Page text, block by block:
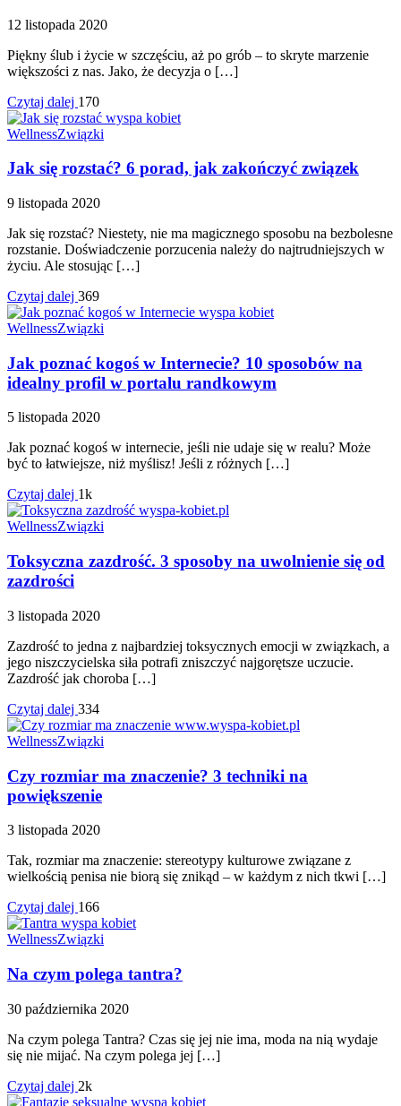
12 listopada 2020
Piękny ślub i życie w szczęściu, aż po grób – to skryte marzenie
większości z nas. Jako, że decyzja o […]
Czytaj dalej 170
WellnessZwiązki
Jak się rozstać? 6 porad, jak zakończyć związek
9 listopada 2020
Jak się rozstać? Niestety, nie ma magicznego sposobu na bezbolesne
rozstanie. Doświadczenie porzucenia należy do najtrudniejszych w
życiu. Ale stosując […]
Czytaj dalej 369
WellnessZwiązki
Jak poznać kogoś w Internecie? 10 sposobów na
idealny profil w portalu randkowym
5 listopada 2020
Jak poznać kogoś w internecie, jeśli nie udaje się w realu? Może
być to łatwiejsze, niż myślisz! Jeśli z różnych […]
Czytaj dalej 1k
WellnessZwiązki
Toksyczna zazdrość. 3 sposoby na uwolnienie się od
zazdrości
3 listopada 2020
Zazdrość to jedna z najbardziej toksycznych emocji w związkach, a
jego niszczycielska siła potrafi zniszczyć najgorętsze uczucie.
Zazdrość jak choroba […]
Czytaj dalej 334
WellnessZwiązki
Czy rozmiar ma znaczenie? 3 techniki na
powiększenie
3 listopada 2020
Tak, rozmiar ma znaczenie: stereotypy kulturowe związane z
wielkością penisa nie biorą się znikąd – w każdym z nich tkwi […]
Czytaj dalej 166
WellnessZwiązki
Na czym polega tantra?
30 października 2020
Na czym polega Tantra? Czas się jej nie ima, moda na nią wydaje
się nie mijać. Na czym polega jej […]
Czytaj dalej 2k